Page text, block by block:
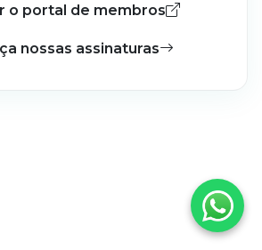
o portal de membros
nossas assinaturas